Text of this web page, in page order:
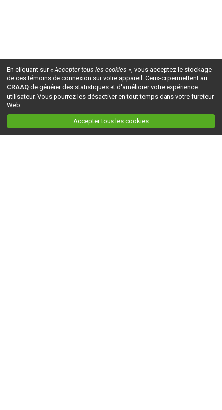
En cliquant sur« Accepter tous les cookies », vous acceptez le stockage
de ces témoins de connexion sur votre appareil. Ceux-ci permettent au
CRAAQ de générer des statistiques et d'améliorer votre expérience
utilisateur. Vous pourrez les désactiver en tout temps dans votre fureteur
Web.
Accepter tous les cookies